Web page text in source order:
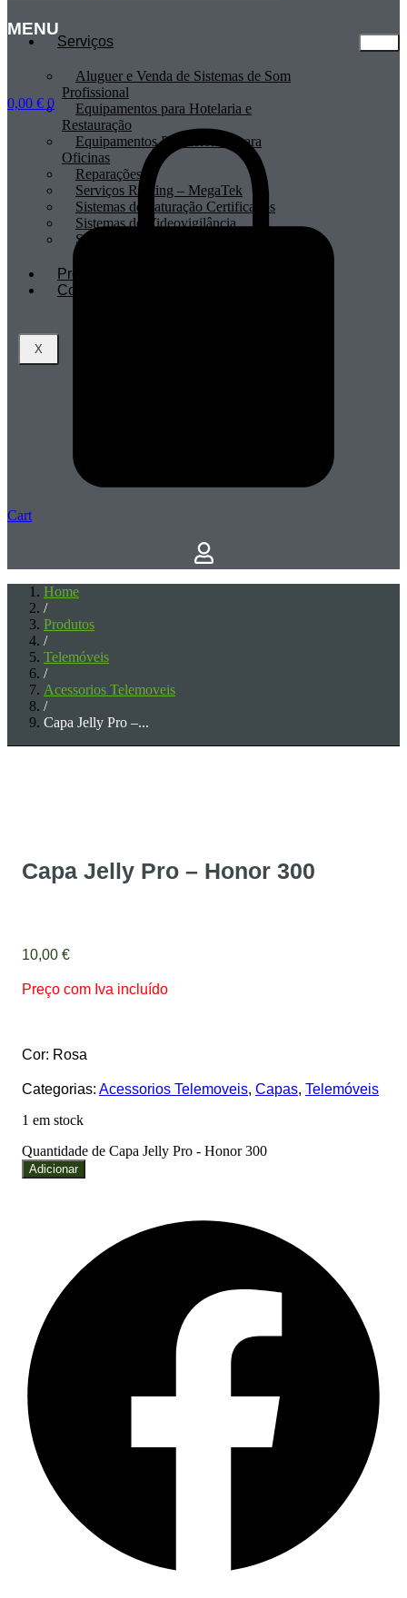
MENU
Serviços
Aluguer e Venda de Sistemas de Som
Profissional
Equipamentos para Hotelaria e
Restauração
Equipamentos Profissionais para
Oficinas
Reparações
Serviços Renting – MegaTek
Sistemas de Faturação Certificados
Sistemas de Videovigilância
Sistemas POS
Profissionais
Contactos
X
0,00 € 0
Cart
Home
/
Produtos
/
Telemóveis
/
Acessorios Telemoveis
/
Capa Jelly Pro –...
Capa Jelly Pro – Honor 300
10,00 €
Preço com Iva incluído
Cor: Rosa
Categorias: Acessorios Telemoveis, Capas, Telemóveis
1 em stock
Quantidade de Capa Jelly Pro - Honor 300
Adicionar